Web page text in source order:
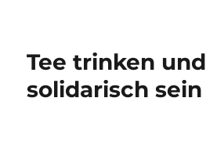
Tee trinken und
solidarisch sein